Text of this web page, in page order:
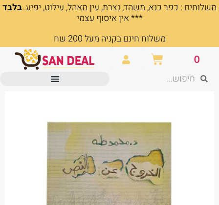
דילוג
משלוחים : כפר כנא, משהד, נצרת, עין מאהל, עילוט, יפיע.בלבד
*** אין איסוף עצמי
משלוח חינם בקניה מעל 200 שח
0 עגלת
קניות חיפושחיפוש